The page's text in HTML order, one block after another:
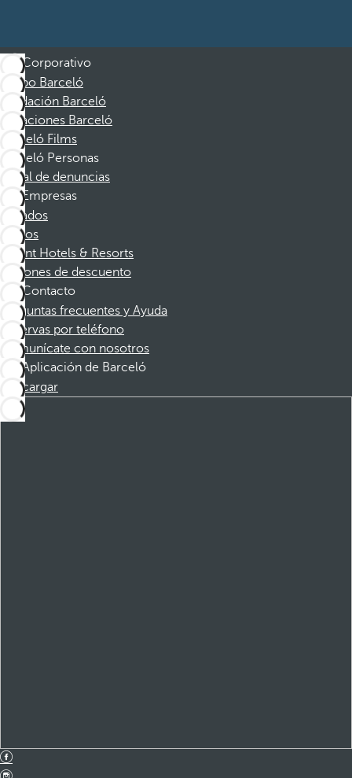
Corporativo
Grupo Barceló
Fundación Barceló
Vacaciones Barceló
Barceló Films
Barceló Personas
Canal de denuncias
Empresas
Afiliados
Socios
Dorint Hotels & Resorts
Cupones de descuento
Contacto
Preguntas frecuentes y Ayuda
Reservas por teléfono
Comunícate con nosotros
Aplicación de Barceló
Descargar